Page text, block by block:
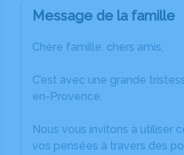
Message de la famille
Chère famille, chers amis,
C’est avec une grande
en-Provence.
Nous vous invitons à utiliser
vos pensées à travers des